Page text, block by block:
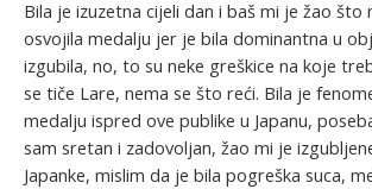
Bila je izuzetna cijeli dan i baš mi je žao što
osvojila medalju jer je bila dominantna u
izgubila, no, to su neke greškice na koje
se tiče Lare, nema se što reći. Bila je
medalju ispred ove publike u Japanu,
sam sretan i zadovoljan, žao mi je
Japanke, mislim da je bila pogreška suca,